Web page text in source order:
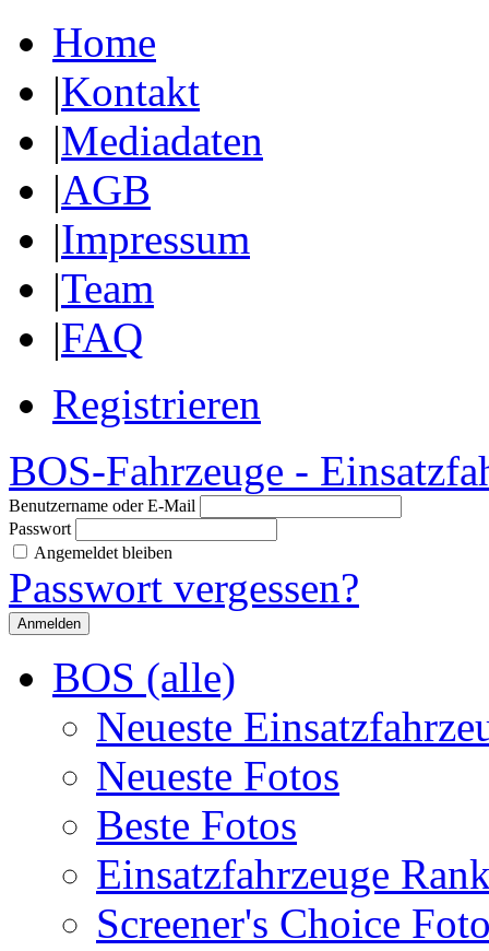
Home
|Kontakt
|Mediadaten
|AGB
|Impressum
|Team
|FAQ
Registrieren
BOS-Fahrzeuge -
Benutzername oder E-Mail
Passwort
Angemeldet bleiben
Passwort vergessen?
BOS (alle)
Neueste
Neueste Fotos
Beste Fotos
Einsatzfahrzeuge
Screener's Choice